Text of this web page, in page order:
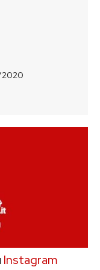
Instagram